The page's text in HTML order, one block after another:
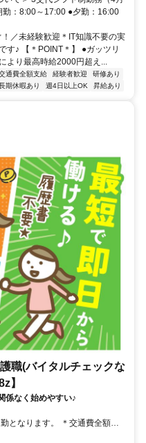
：8:00～17:00 ●夕勤：16:00
／未経験歓迎＊IT知識不要の実
す♪ 【＊POINT＊】 ●ガッツリ
より最高時給2000円超え...
通費全額支給 経験者歓迎
研修あり
期休暇あり 週4日以上OK 昇給あり
職(バイタルチェックな
】
係なく始めやすい♪
代支給） ＊自転車通勤OK